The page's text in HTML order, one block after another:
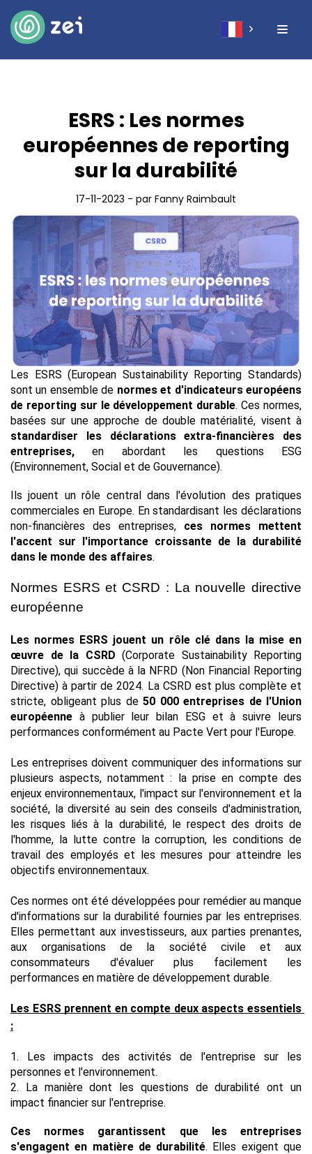
ESRS : Les normes
européennes de reporting
sur la durabilité
17-11-2023 - par Fanny Raimbault
Les ESRS (European Sustainability Reporting Standards)
sont un ensemble de normes et d'indicateurs européens
de reporting sur le développement durable. Ces normes,
standardiser les déclarations extra-financières des
entreprises, en abordant les questions ESG
(Environnement, Social et de Gouvernance).
Ils jouent un rôle central dans l'évolution des pratiques
commerciales en Europe. En standardisant les déclarations
non-financières des entreprises, ces normes mettent
l'accent sur l'importance croissante de la durabilité
dans le monde des affaires.
Normes ESRS et CSRD : La nouvelle directive
européenne
Les normes ESRS jouent un rôle clé dans la mise en
œuvre de la CSRD (Corporate Sustainability Reporting
Directive), qui succède à la NFRD (Non Financial Reporting
Directive) à partir de 2024. La CSRD est plus complète et
stricte, obligeant plus de 50 000 entreprises de l'Union
européenne à publier leur bilan ESG et à suivre leurs
performances conformément au Pacte Vert pour l'Europe.
Les entreprises doivent communiquer des informations sur
plusieurs aspects, notamment : la prise en compte des
enjeux environnementaux, l'impact sur l'environnement et la
société, la diversité au sein des conseils d'administration,
les risques liés à la durabilité, le respect des droits de
l'homme, la lutte contre la corruption, les conditions de
travail des employés et les mesures pour atteindre les
objectifs environnementaux.
Ces normes ont été développées pour remédier au manque
d'informations sur la durabilité fournies par les entreprises.
Elles permettant aux investisseurs, aux parties prenantes,
aux organisations de la société civile et aux
consommateurs d'évaluer plus facilement les
performances en matière de développement durable.
Les ESRS prennent en compte deux aspects essentiels
:
1. Les impacts des activités de l'entreprise sur les
personnes et l'environnement.
2. La manière dont les questions de durabilité ont un
impact financier sur l'entreprise.
Ces normes garantissent que les entreprises
s'engagent en matière de durabilité. Elles exigent que